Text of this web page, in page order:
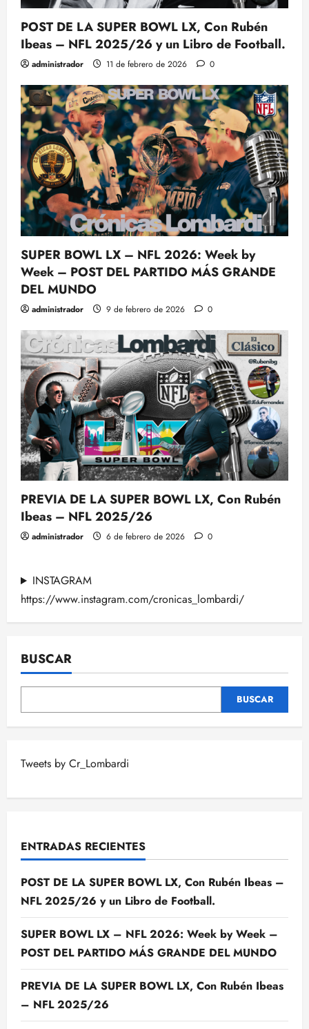
POST DE LA SUPER BOWL LX, Con Rubén
Ibeas – NFL 2025/26 y un Libro de Football.
administrador 11 de febrero de 2026 0
SUPER BOWL LX – NFL 2026: Week by
Week – POST DEL PARTIDO MÁS GRANDE
DEL MUNDO
administrador 9 de febrero de 2026 0
PREVIA DE LA SUPER BOWL LX, Con Rubén
Ibeas – NFL 2025/26
administrador 6 de febrero de 2026 0
INSTAGRAM
https://www.instagram.com/cronicas_lombardi/
BUSCAR
BUSCAR
Tweets by Cr_Lombardi
ENTRADAS RECIENTES
POST DE LA SUPER BOWL LX, Con Rubén Ibeas –
NFL 2025/26 y un Libro de Football.
SUPER BOWL LX – NFL 2026: Week by Week –
POST DEL PARTIDO MÁS GRANDE DEL MUNDO
PREVIA DE LA SUPER BOWL LX, Con Rubén Ibeas
– NFL 2025/26